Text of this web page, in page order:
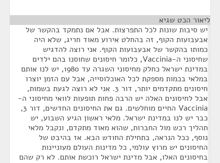
ליאור הכט שגיא
יש סיבות שונות לכל התפרצות. אבל אם נתמקד בהקשר של
אבעבועות הקוף, זה בהחלט אירוע מאוד חריג, שלא היה
כמותו בהקשר של אבעבועות הקוף. אני רוצה להדגיש
שחיסוני ה-Vaccinia, כלומר חיסונים שחוסנו בהם ילדים
במדינת ישראל כחלק מחיסוני השגרה עד 1980, יש לנו אותם
במלאי בכמות מספקת לכל האוכלוסייה, אבל עם הזמן יוצרו
חיסונים מתקדמים יותר, דור 3. אני לא רוצה לגעת בשמות,
אבל לחיסונים האלה יש הרבה פחות תופעות לוואי מחיסוני ה-
Vaccinia החיים מוחלשים. גם את החיסונים החדשים, דור 3,
כבר יש לנו במדינת ישראל. מלאי ראשון הגיע השבוע, יש
תהליך רכש מול החברות, שהוא מאוד מתקדם, ונקבל מלאי
נוסף, ככל הנראה, בתחילת החודש הבא. אז בהיבט של
החיסונים יש מרוץ עולמי, כל מדינות העולם מעוניינות
בחיסונים האלו, אבל מדינת ישראל רוכשת אותם. לא רק שהם